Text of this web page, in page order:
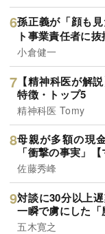
孫正義が「顔も
ト事業責任者に
小倉健一
【精神科医が解
特徴・トップ5
精神科医 Tomy
母親が多額の現
「衝撃の事実」【
佐藤秀峰
対談に30分以上
一瞬で虜にした「
五木寛之